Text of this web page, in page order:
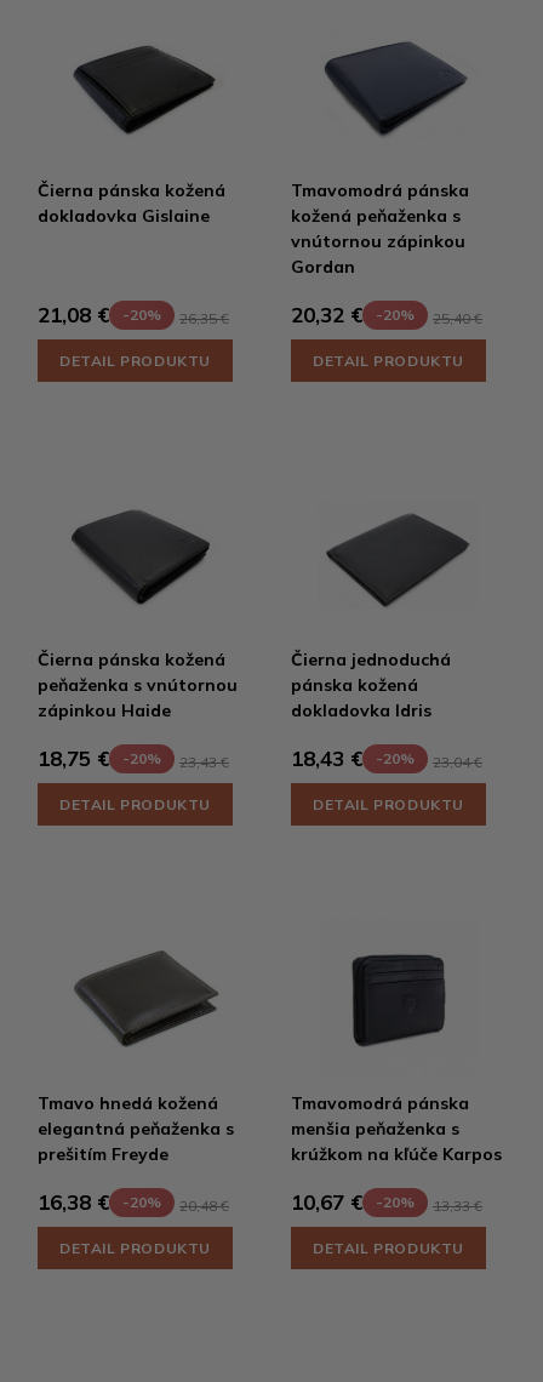
Čierna pánska kožená
dokladovka Gislaine
21,08 € -20% 26,35 €
DETAIL PRODUKTU
Tmavomodrá pánska
kožená peňaženka s
vnútornou zápinkou
Gordan
20,32 € -20% 25,40 €
DETAIL PRODUKTU
Čierna pánska kožená
peňaženka s vnútornou
zápinkou Haide
18,75 € -20% 23,43 €
DETAIL PRODUKTU
Čierna jednoduchá
pánska kožená
dokladovka Idris
18,43 € -20% 23,04 €
DETAIL PRODUKTU
Tmavo hnedá kožená
elegantná peňaženka s
prešitím Freyde
16,38 € -20% 20,48 €
DETAIL PRODUKTU
Tmavomodrá pánska
menšia peňaženka s
krúžkom na kľúče Karpos
10,67 € -20% 13,33 €
DETAIL PRODUKTU